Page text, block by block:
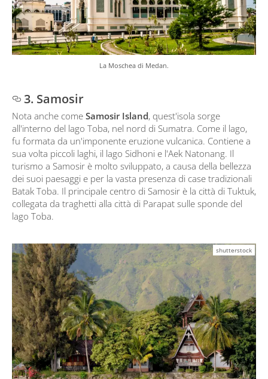
La Moschea di Medan.
3. Samosir
Nota anche come Samosir Island, quest'isola sorge
all'interno del lago Toba, nel nord di Sumatra. Come il lago,
fu formata da un'imponente eruzione vulcanica. Contiene a
sua volta piccoli laghi, il lago Sidhoni e l'Aek Natonang. Il
turismo a Samosir è molto sviluppato, a causa della bellezza
dei suoi paesaggi e per la vasta presenza di case tradizionali
Batak Toba. Il principale centro di Samosir è la città di Tuktuk,
collegata da traghetti alla città di Parapat sulle sponde del
lago Toba.
shutterstock